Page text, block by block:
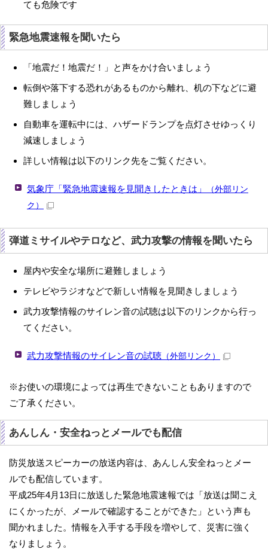
ても危険です
緊急地震速報を聞いたら
「地震だ！地震だ！」と声をかけ合いましょう
転倒や落下する恐れがあるものから離れ、机の下などに避
難しましょう
自動車を運転中には、ハザードランプを点灯させゆっくり
減速しましょう
詳しい情報は以下のリンク先をご覧ください。
気象庁「緊急地震速報を見聞きしたときは」
（外部リン
ク）
弾道ミサイルやテロなど、武力攻撃の情報を聞いたら
屋内や安全な場所に避難しましょう
テレビやラジオなどで新しい情報を見聞きしましょう
武力攻撃情報のサイレン音の試聴は以下のリンクから行っ
てください。
武力攻撃情報のサイレン音の試聴 （外部リンク）
※お使いの環境によっては再生できないこともありますので
ご了承ください。
あんしん・安全ねっとメールでも配信
防災放送スピーカーの放送内容は、あんしん安全ねっとメー
ルでも配信しています。
平成25年4月13日に放送した緊急地震速報では「放送は聞こえ
にくかったが、メールで確認することができた」という声も
聞かれました。情報を入手する手段を増やして、災害に強く
なりましょう。